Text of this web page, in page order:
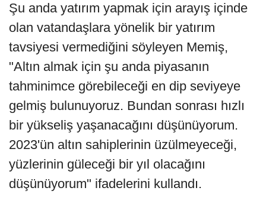
Şu anda yatırım yapmak için arayış içinde
olan vatandaşlara yönelik bir yatırım
tavsiyesi vermediğini söyleyen Memiş,
"Altın almak için şu anda piyasanın
tahminimce görebileceği en dip seviyeye
gelmiş bulunuyoruz. Bundan sonrası hızlı
bir yükseliş yaşanacağını düşünüyorum.
2023'ün altın sahiplerinin üzülmeyeceği,
yüzlerinin güleceği bir yıl olacağını
düşünüyorum" ifadelerini kullandı.